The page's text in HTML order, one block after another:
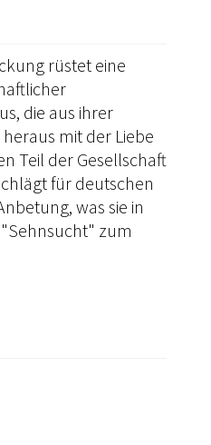
rüstet eine
die aus ihrer
mit der Liebe
Teil der Gesellschaft
für deutschen
was sie in
zum